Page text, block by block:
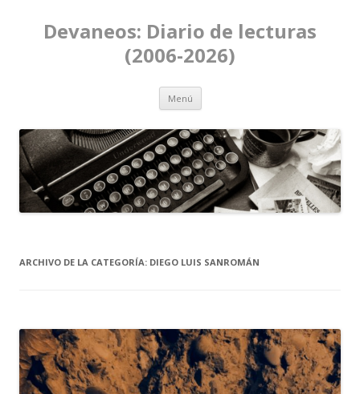
Devaneos: Diario de lecturas
(2006-2026)
Menú Ir al contenido
ARCHIVO DE LA CATEGORÍA: DIEGO LUIS SANROMÁN